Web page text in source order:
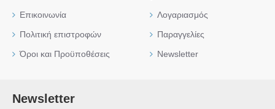
Επικοινωνία
Πολιτική επιστροφών
Όροι και Προϋποθέσεις
Λογαριασμός
Παραγγελίες
Newsletter
Newsletter